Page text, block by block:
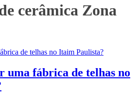
cerâmica Zona
uma fábrica de telhas no